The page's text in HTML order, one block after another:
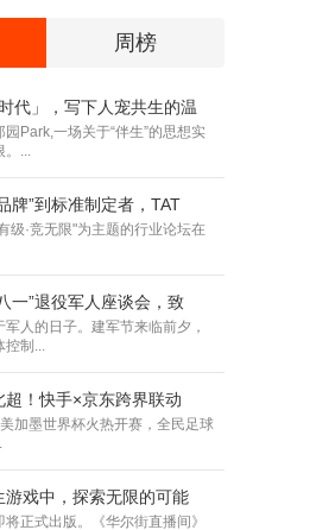
周榜
代」，写下人宠共生的温
Park,一场关于“伴生”的思想实
。...
牌”到标准制定者，TAT
级·竞无限"为主题的行业论坛在
一”退役军人座谈会，致
军人的日子。建军节来临前夕，
控制...
超！快手×京东跨界联动
加墨世界杯火热开赛，全民足球
游戏中，探索无限的可能
将正式出版。《华尔街直播间》